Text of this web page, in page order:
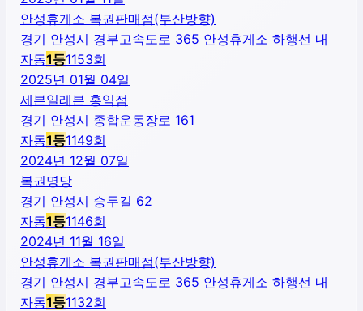
안성휴게소 복권판매점(부산방향)
경기 안성시 경부고속도로 365 안성휴게소 하행선 내
자동1등1153회
2025년 01월 04일
세븐일레븐 홍익점
경기 안성시 종합운동장로 161
자동1등1149회
2024년 12월 07일
복권명당
경기 안성시 승두길 62
자동1등1146회
2024년 11월 16일
안성휴게소 복권판매점(부산방향)
경기 안성시 경부고속도로 365 안성휴게소 하행선 내
자동1등1132회